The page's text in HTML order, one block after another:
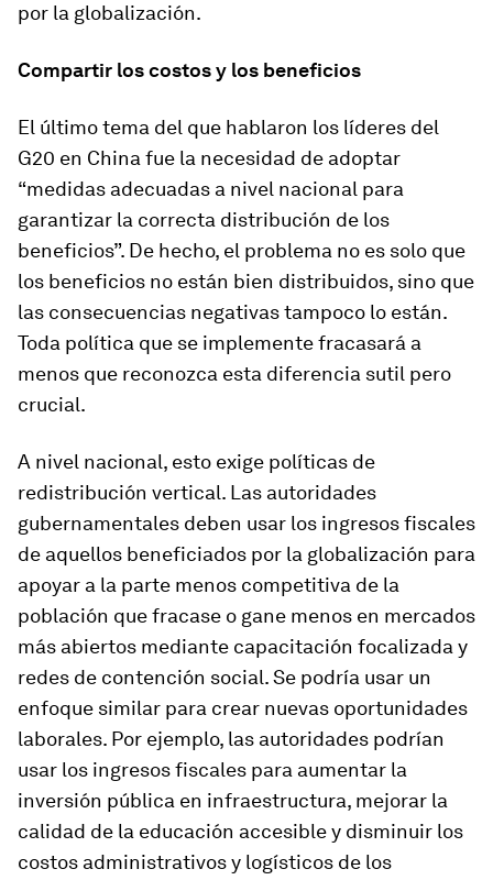
por la globalización.
Compartir los costos y los beneficios
El último tema del que hablaron los líderes del
G20 en China fue la necesidad de adoptar
“medidas adecuadas a nivel nacional para
garantizar la correcta distribución de los
beneficios”. De hecho, el problema no es solo que
los beneficios no están bien distribuidos, sino que
las consecuencias negativas tampoco lo están.
Toda política que se implemente fracasará a
menos que reconozca esta diferencia sutil pero
crucial.
A nivel nacional, esto exige políticas de
redistribución vertical. Las autoridades
gubernamentales deben usar los ingresos fiscales
de aquellos beneficiados por la globalización para
apoyar a la parte menos competitiva de la
población que fracase o gane menos en mercados
más abiertos mediante capacitación focalizada y
redes de contención social. Se podría usar un
enfoque similar para crear nuevas oportunidades
laborales. Por ejemplo, las autoridades podrían
usar los ingresos fiscales para aumentar la
inversión pública en infraestructura, mejorar la
calidad de la educación accesible y disminuir los
costos administrativos y logísticos de los